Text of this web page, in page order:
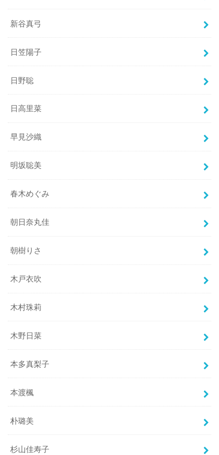
新谷真弓
日笠陽子
日野聡
日高里菜
早見沙織
明坂聡美
春木めぐみ
朝日奈丸佳
朝樹りさ
木戸衣吹
木村珠莉
木野日菜
本多真梨子
本渡楓
朴璐美
杉山佳寿子